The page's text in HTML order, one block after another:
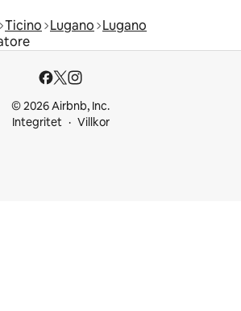
Ticino Lugano Lugano
© 2026 Airbnb, Inc.
Integritet
Villkor